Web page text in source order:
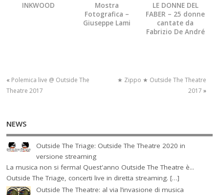
INKWOOD
Mostra
Fotografica –
Giuseppe Lami
LE DONNE DEL
FABER – 25 donne
cantate da
Fabrizio De André
« Polemica live @ Outside The
Theatre 2017
★ Zippo ★ Outside The Theatre
2017 »
NEWS
Outside The Triage: Outside The Theatre 2020 in
versione streaming
La musica non si ferma! Quest'anno Outside The Theatre è...
Outside The Triage, concerti live in diretta streaming. […]
Outside The Theatre: al via l’invasione di musica